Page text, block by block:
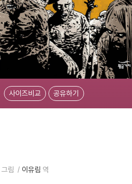
사이즈비교 공유하기
그림 이유림 역